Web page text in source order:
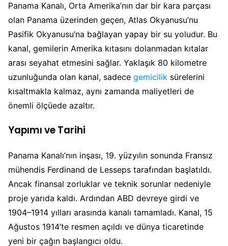
Panama Kanalı, Orta Amerika’nın dar bir kara parçası
olan Panama üzerinden geçen, Atlas Okyanusu’nu
Pasifik Okyanusu’na bağlayan yapay bir su yoludur. Bu
kanal, gemilerin Amerika kıtasını dolanmadan kıtalar
arası seyahat etmesini sağlar. Yaklaşık 80 kilometre
uzunluğunda olan kanal, sadece gemicilik sürelerini
kısaltmakla kalmaz, aynı zamanda maliyetleri de
önemli ölçüede azaltır.
Yapımı ve Tarihi
Panama Kanalı’nın inşası, 19. yüzyılın sonunda Fransız
mühendis Ferdinand de Lesseps tarafından başlatıldı.
Ancak finansal zorluklar ve teknik sorunlar nedeniyle
proje yarıda kaldı. Ardından ABD devreye girdi ve
1904–1914 yılları arasında kanalı tamamladı. Kanal, 15
Ağustos 1914’te resmen açıldı ve dünya ticaretinde
yeni bir çağın başlangıcı oldu.